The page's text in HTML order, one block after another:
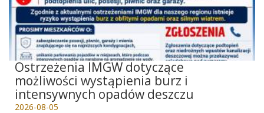
Ostrzeżenia IMGW dotyczące
możliwości wystąpienia burz i
intensywnych opadów deszczu
2026-08-05